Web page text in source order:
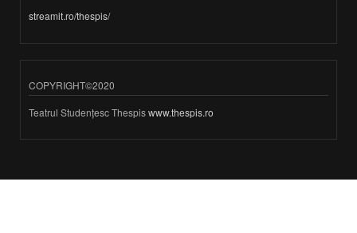
streamit.ro/thespis/
COPYRIGHT©2020
Teatrul Studențesc Thespiswww.thespis.ro